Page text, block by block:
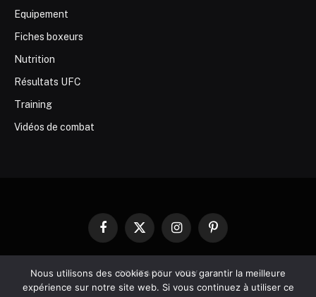
Equipement
Fiches boxeurs
Nutrition
Résultats UFC
Training
Vidéos de combat
Facebook
X
InstagramPinterest
CONTACT CGV
Nous utilisons des cookies pour vous garantir la meilleure
expérience sur notre site web. Si vous continuez à utiliser ce